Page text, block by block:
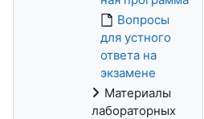
Вопросы
для устного
ответа на
экзамене
Материалы
лабораторных